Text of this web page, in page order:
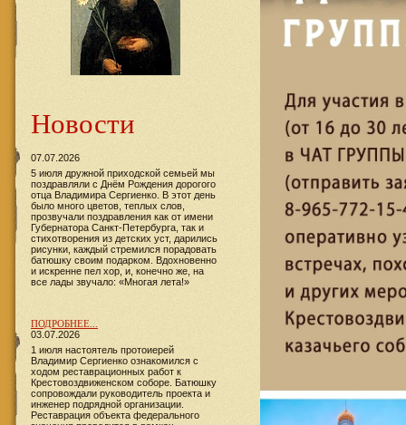
Новости
07.07.2026
5 июля дружной приходской семьей мы
поздравляли с Днём Рождения дорогого
отца Владимира Сергиенко. В этот день
было много цветов, теплых слов,
прозвучали поздравления как от имени
Губернатора Санкт-Петербурга, так и
стихотворения из детских уст, дарились
рисунки, каждый стремился порадовать
батюшку своим подарком. Вдохновенно
и искренне пел хор, и, конечно же, на
все лады звучало: «Многая лета!»
ПОДРОБНЕЕ...
03.07.2026
1 июля настоятель протоиерей
Владимир Сергиенко ознакомился с
ходом реставрационных работ к
Крестовоздвиженском соборе. Батюшку
сопровождали руководитель проекта и
инженер подрядной организации.
Реставрация объекта федерального